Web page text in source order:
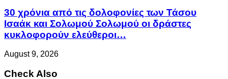
30 χρόνια από τις δολοφονίες των Τάσου
Ισαάκ και Σολωμού Σολωμού οι δράστες
κυκλοφορούν ελεύθεροι…